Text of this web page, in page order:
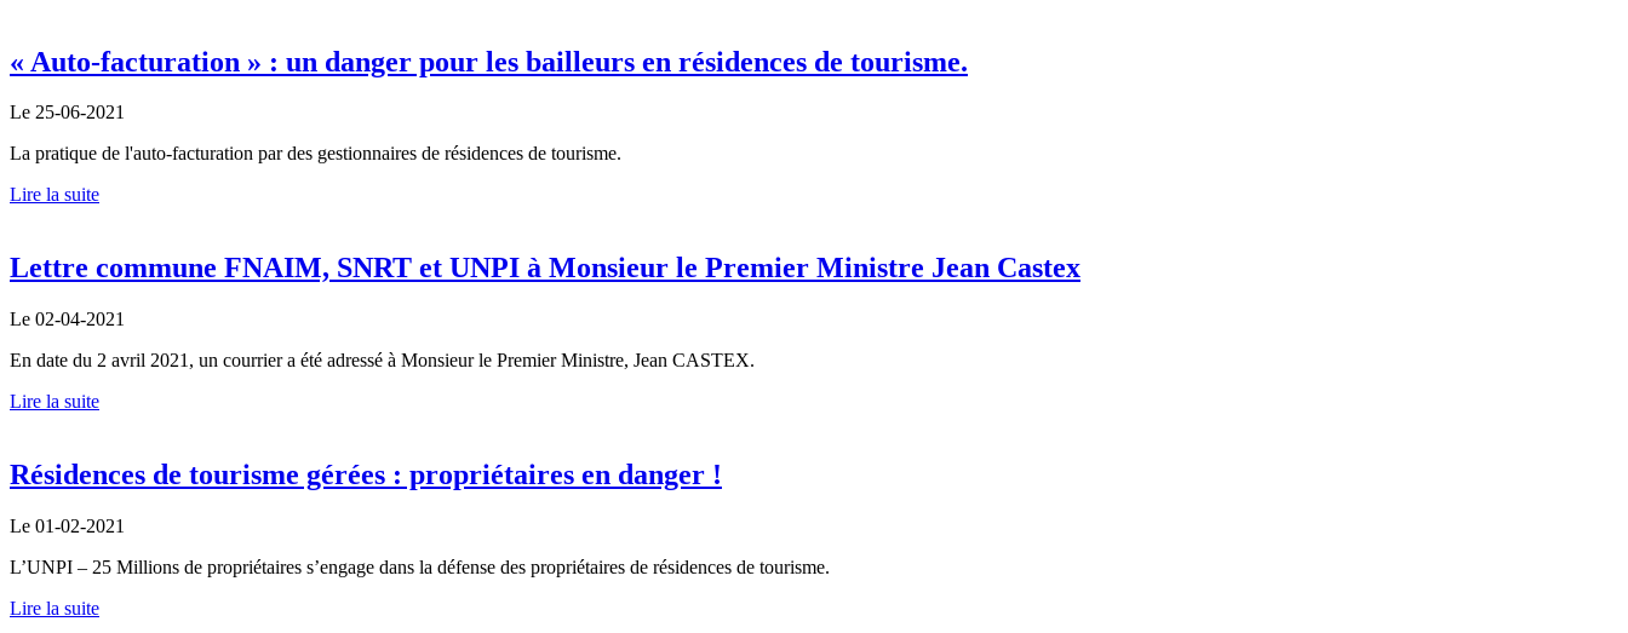
« Auto-facturation » : un danger pour les bailleurs en résidences de tourisme.
Le 25-06-2021
La pratique de l'auto-facturation par des gestionnaires de résidences de tourisme.
Lire la suite
Lettre commune FNAIM, SNRT et UNPI à Monsieur le Premier Ministre Jean Castex
Le 02-04-2021
En date du 2 avril 2021, un courrier a été adressé à Monsieur le Premier Ministre, Jean CASTEX.
Lire la suite
Résidences de tourisme gérées : propriétaires en danger !
Le 01-02-2021
L’UNPI – 25 Millions de propriétaires s’engage dans la défense des propriétaires de résidences de tourisme.
Lire la suite